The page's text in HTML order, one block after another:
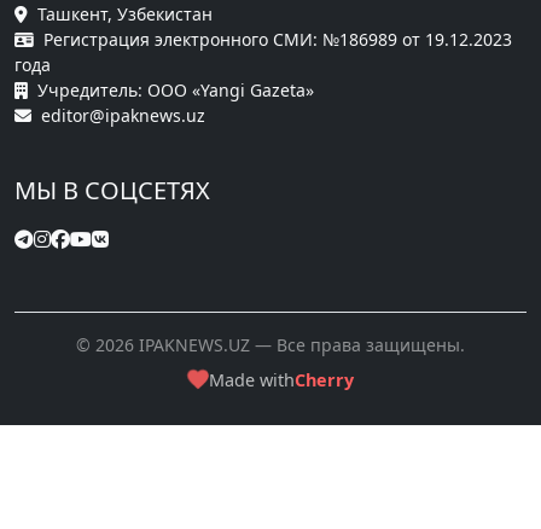
Ташкент, Узбекистан
Регистрация электронного СМИ: №186989 от 19.12.2023
года
Учредитель: ООО «Yangi Gazeta»
editor@ipaknews.uz
МЫ В СОЦСЕТЯХ
© 2026 IPAKNEWS.UZ — Все права защищены.
Made withCherry